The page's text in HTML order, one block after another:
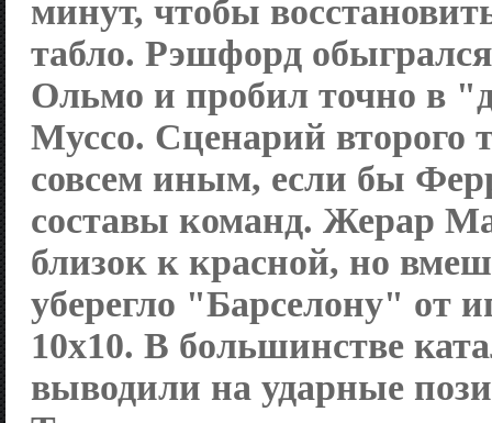
минут, чтобы
табло. Рэшфорд
Ольмо и пробил точно в
Муссо. Сценарий второго
совсем иным, если бы
составы команд. Жерар
близок к красной, но
уберегло "Барселону" от
10x10. В большинстве
выводили на ударные